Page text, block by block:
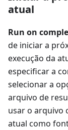
atual
Run on
de iniciar a
execução da
especificar a
selecionar a
arquivo de
usar o arquivo
atual como